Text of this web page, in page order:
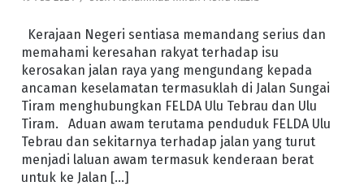
Kerajaan Negeri sentiasa memandang serius dan
memahami keresahan rakyat terhadap isu
kerosakan jalan raya yang mengundang kepada
ancaman keselamatan termasuklah di Jalan Sungai
Tiram menghubungkan FELDA Ulu Tebrau dan Ulu
Tiram. Aduan awam terutama penduduk FELDA Ulu
Tebrau dan sekitarnya terhadap jalan yang turut
menjadi laluan awam termasuk kenderaan berat
untuk ke Jalan […]